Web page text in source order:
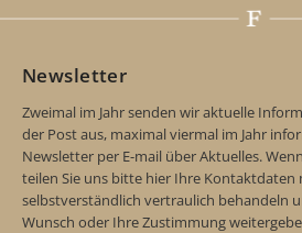
Newsletter
Zweimal im Jahr senden wir aktuelle
der Post aus, maximal viermal im Jahr
Newsletter per E-mail über Aktuelles.
teilen Sie uns bitte hier Ihre Kontaktdaten
selbstverständlich vertraulich behandeln
Wunsch oder Ihre Zustimmung